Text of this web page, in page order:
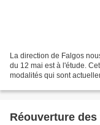
La direction de Falgos
du 12 mai est à l'étude.
modalités qui sont
Réouverture